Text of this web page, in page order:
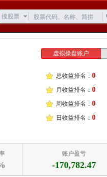
搜股票
虚拟操盘账户
总收益排名： 0
月收益排名： 0
周收益排名： 0
日收益排名： 0
账户盈亏
-170,782.47